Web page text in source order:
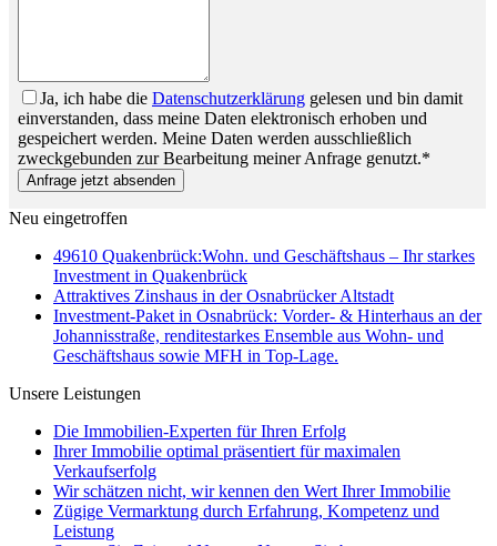
Ja, ich habe die Datenschutzerklärung gelesen und bin damit
einverstanden, dass meine Daten elektronisch erhoben und
gespeichert werden. Meine Daten werden ausschließlich
zweckgebunden zur Bearbeitung meiner Anfrage genutzt.*
Anfrage jetzt absenden
Neu eingetroffen
49610 Quakenbrück:Wohn. und Geschäftshaus – Ihr starkes
Investment in Quakenbrück
Attraktives Zinshaus in der Osnabrücker Altstadt
Investment-Paket in Osnabrück: Vorder- & Hinterhaus an der
Johannisstraße, renditestarkes Ensemble aus Wohn- und
Geschäftshaus sowie MFH in Top-Lage.
Unsere Leistungen
Die Immobilien-Experten für Ihren Erfolg
Ihrer Immobilie optimal präsentiert für maximalen
Verkaufserfolg
Wir schätzen nicht, wir kennen den Wert Ihrer Immobilie
Zügige Vermarktung durch Erfahrung, Kompetenz und
Leistung